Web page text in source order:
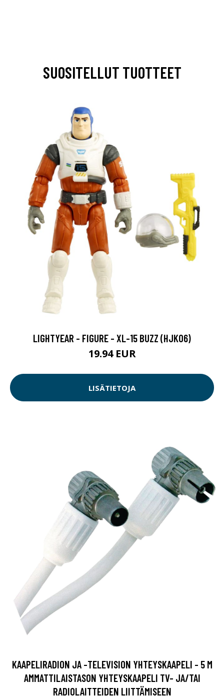
SUOSITELLUT TUOTTEET
LIGHTYEAR - FIGURE - XL-15 BUZZ (HJK06)
19.94 EUR
LISÄTIETOJA
KAAPELIRADION JA -TELEVISION YHTEYSKAAPELI - 5 M
AMMATTILAISTASON YHTEYSKAAPELI TV- JA/TAI
RADIOLAITTEIDEN LIITTÄMISEEN